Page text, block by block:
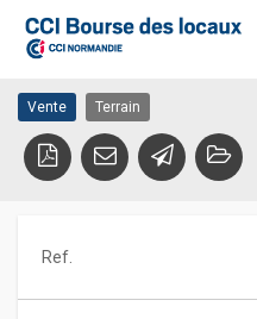
contenu
Vente Terrain
50890 CONDE SUR VIRE
Vente Terrain
Ref.